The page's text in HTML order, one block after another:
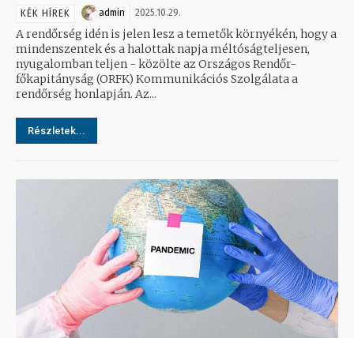
KÉK HÍREK admin 2025.10.29.
A rendőrség idén is jelen lesz a temetők környékén, hogy a
mindenszentek és a halottak napja méltóságteljesen,
nyugalomban teljen - közölte az Országos Rendőr-
főkapitányság (ORFK) Kommunikációs Szolgálata a
rendőrség honlapján. Az...
Részletek...